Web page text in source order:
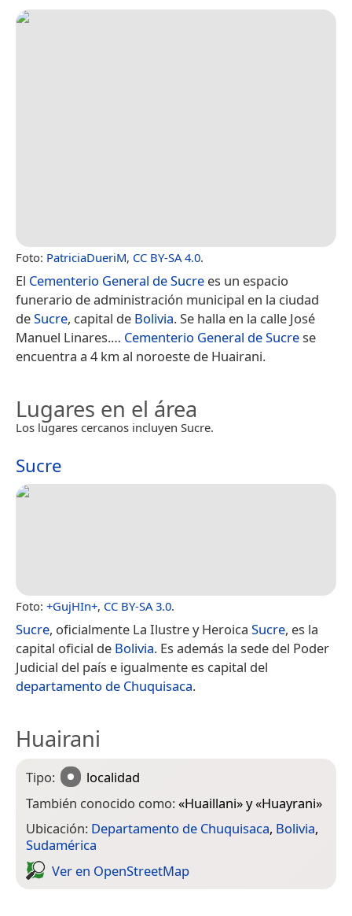
Foto: PatriciaDueriM, CC BY-SA 4.0.
El Cementerio General de Sucre es un espacio
funerario de administración municipal en la ciudad
deSucre, capital de Bolivia. Se halla en la calle José
Manuel Linares.​… Cementerio General de Sucrese
encuentra a 4 km al noroeste de Huairani.
Lugares en el área
Los lugares cercanos incluyen Sucre.
Sucre
Foto: +GujHIn+, CC BY-SA 3.0.
Sucre, oficialmente La Ilustre y Heroica Sucre,​ es la
capital oficial de Bolivia.​​​ Es además la sede del Poder
Judicial del país e igualmente es capital del
departamento de Chuquisaca.
Huairani
Tipo:
localidad
También conocido como:«Huaillani» y «Huayrani»
Ubicación: Departamento de Chuquisaca, Bolivia,
Sudamérica
Ver en Open­Street­Map